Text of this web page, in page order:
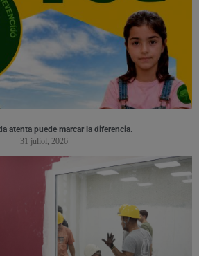
atenta puede marcar la diferencia.
31 juliol, 2026